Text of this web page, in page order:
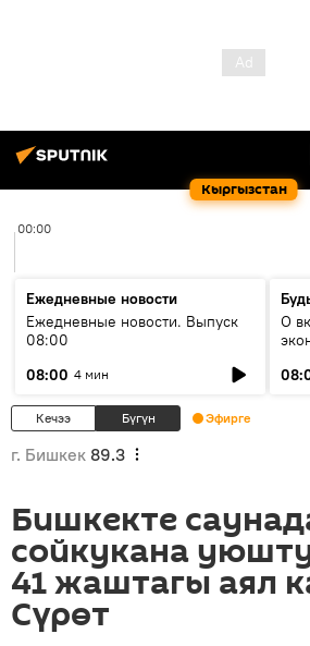
Кыргызстан
00:00
Ежедневные новости
Ежедневные новости. Выпуск
08:00
08:00 4 мин
О
Кечээ Бүгүн Эфирге
г. Бишкек 89.3
Бишкекте
сойкукана
41 жаштагы аял
Сүрөт